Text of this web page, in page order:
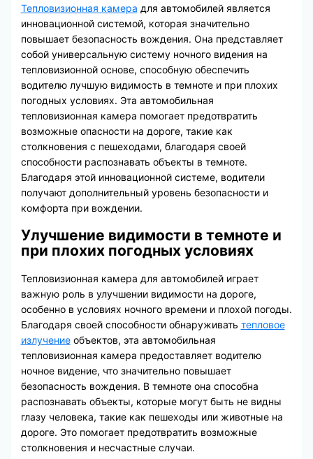
Тепловизионная камера для автомобилей является
инновационной системой, которая значительно
повышает безопасность вождения. Она представляет
собой универсальную систему ночного видения на
тепловизионной основе, способную обеспечить
водителю лучшую видимость в темноте и при плохих
погодных условиях. Эта автомобильная
тепловизионная камера помогает предотвратить
возможные опасности на дороге, такие как
столкновения с пешеходами, благодаря своей
способности распознавать объекты в темноте.
Благодаря этой инновационной системе, водители
получают дополнительный уровень безопасности и
комфорта при вождении.
Улучшение видимости в темноте и
при плохих погодных условиях
Тепловизионная камера для автомобилей играет
важную роль в улучшении видимости на дороге,
особенно в условиях ночного времени и плохой погоды.
Благодаря своей способности обнаруживать тепловое
излучениеобъектов, эта автомобильная
тепловизионная камера предоставляет водителю
ночное видение, что значительно повышает
безопасность вождения. В темноте она способна
распознавать объекты, которые могут быть не видны
глазу человека, такие как пешеходы или животные на
дороге. Это помогает предотвратить возможные
столкновения и несчастные случаи.